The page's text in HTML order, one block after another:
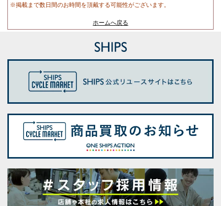
※掲載まで数日間のお時間を頂戴する可能性がございます。
ホームへ戻る